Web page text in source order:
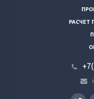
РАСЧЕТ